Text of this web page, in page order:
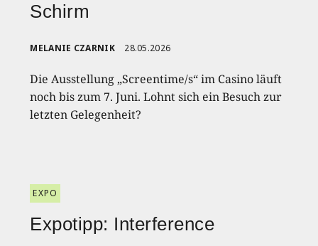
Schirm
MELANIE CZARNIK 28.05.2026
Die Ausstellung „Screentime/s“ im Casino läuft
noch bis zum 7. Juni. Lohnt sich ein Besuch zur
letzten Gelegenheit?
EXPO
Expotipp: Interference